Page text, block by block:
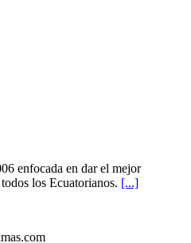
enfocada en dar el mejor
los Ecuatorianos. [...]